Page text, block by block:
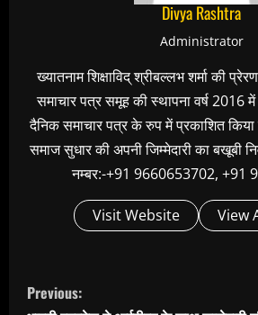
Divya Rashtra
Administrator
ख्यातनाम शिक्षाविद् श्रीबल्लभ शर्मा की
समाचार पत्र समूह की स्थापना वर्ष 2016
दैनिक समाचार पत्र के रुप में प्रकाशित किया
समाज सुधार की अपनी जिम्मेदारी का बखूबी
नम्बर:-+91 9660653702, +91
Visit Website View
C
Previous: